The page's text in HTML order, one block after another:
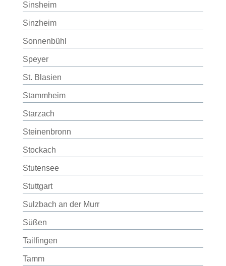
Sinsheim
Sinzheim
Sonnenbühl
Speyer
St. Blasien
Stammheim
Starzach
Steinenbronn
Stockach
Stutensee
Stuttgart
Sulzbach an der Murr
Süßen
Tailfingen
Tamm